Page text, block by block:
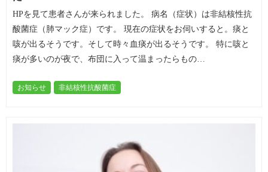
HPを見て患者さんが来られました。 病名（症状）は非結核性抗
酸菌症（肺マック症）です。 現在の症状をお伺いすると。痰と
咳が出るそうです。そして時々血痰が出るそうです。 特に咳と
痰が多いのが夜で、布団に入って温まったらもの…
お知らせ 非結核性抗酸菌症